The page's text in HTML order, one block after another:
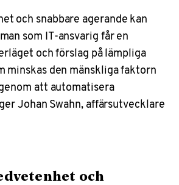
och snabbare agerande kan
som IT-ansvarig får en
och förslag på lämpliga
minskas den mänskliga faktorn
att automatisera
Johan Swahn, affärsutvecklare
och